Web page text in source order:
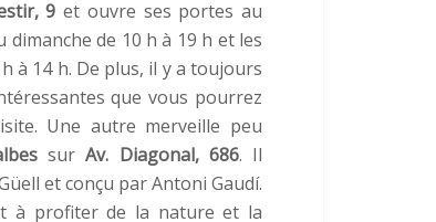
9 et ouvre ses portes au
dimanche de 10 h à 19 h et les
à 14 h. De plus, il y a toujours
que vous pourrez
Une autre merveille peu
surAv. Diagonal, 686. Il
et conçu par Antoni Gaudí.
à profiter de la nature et la